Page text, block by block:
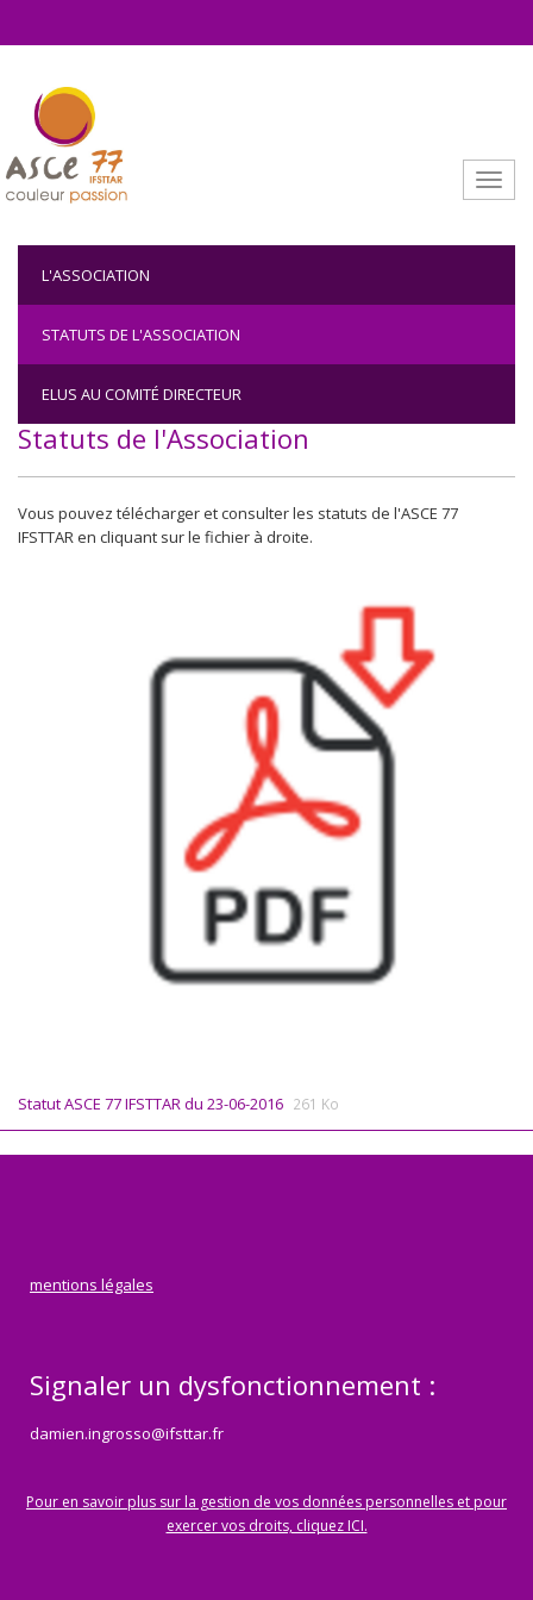
L'ASSOCIATION
STATUTS DE L'ASSOCIATION
ELUS AU COMITÉ DIRECTEUR
Statuts de l'Association
Vous pouvez télécharger et consulter les statuts de l'ASCE 77
IFSTTAR en cliquant sur le fichier à droite.
Statut ASCE 77 IFSTTAR du 23-06-2016 261 Ko
mentions légales
Signaler un dysfonctionnement :
damien.ingrosso@ifsttar.fr
Pour en savoir plus sur la gestion de vos données personnelles et pour
exercer vos droits, cliquez ICI.